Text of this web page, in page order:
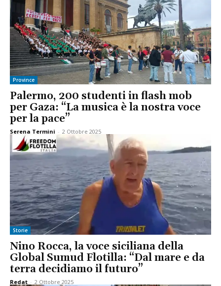
Province
Palermo, 200 studenti in flash mob
per Gaza: “La musica è la nostra voce
per la pace”
Serena Termini - 2 Ottobre 2025
Storie
Nino Rocca, la voce siciliana della
Global Sumud Flotilla: “Dal mare e da
terra decidiamo il futuro”
Redat - 2 Ottobre 2025